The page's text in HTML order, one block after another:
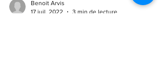
Benoit Arvis
17 juil. 2022
3 min de lecture